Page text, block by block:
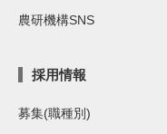
農研機構SNS
採用情報
募集(職種別)